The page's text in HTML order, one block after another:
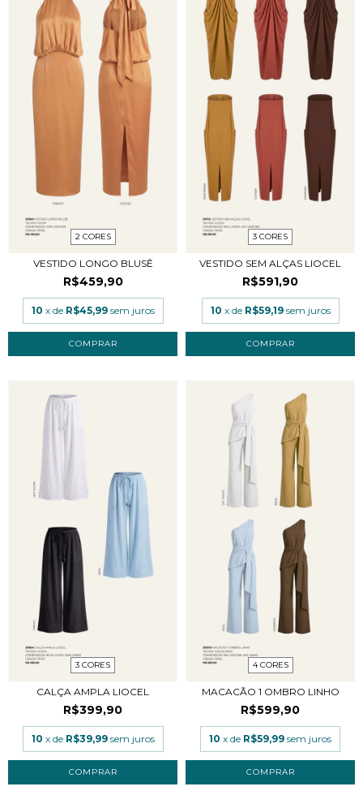
2 CORES
VESTIDO LONGO BLUSÊ
R$459,90
10 x de R$45,99 sem juros
COMPRAR
3 CORES
VESTIDO SEM ALÇAS LIOCEL
R$591,90
10 x de R$59,19 sem juros
COMPRAR
3 CORES
CALÇA AMPLA LIOCEL
R$399,90
10 x de R$39,99 sem juros
COMPRAR
4 CORES
MACACÃO 1 OMBRO LINHO
R$599,90
10 x de R$59,99 sem juros
COMPRAR